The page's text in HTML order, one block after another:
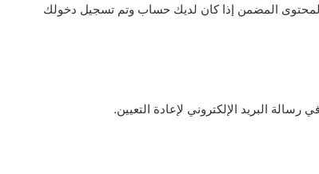
المضمن إذا كان لديك حساب وتم تسجيل دخولك